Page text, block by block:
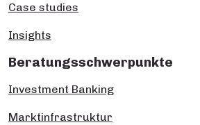
Case studies
Insights
Beratungsschwerpunkte
Investment Banking
Marktinfrastruktur